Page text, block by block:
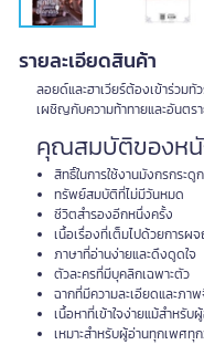
รายละเอียดสินค้า
ลอยด์และฮาเวียร์ต้องเข้าร่ว
เผชิญกับความท้าทายและอันตร
คุณสมบัติของห
สิทธิ์ในการใช้งานมังกรกระดูก
ทรัพย์สมบัติที่ไม่มีวันหมด
ชีวิตสำรองอีกหนึ่งครั้ง
เนื้อเรื่องที่เต็มไปด้วยการ
ภาษาที่อ่านง่ายและดึงดูดใจ
ตัวละครที่มีบุคลิกเฉพาะตัว
ฉากที่มีความละเอียดและภา
เนื้อหาที่เข้าใจง่ายแม้สำหรั
เหมาะสำหรับผู้อ่านทุกเพศทุ